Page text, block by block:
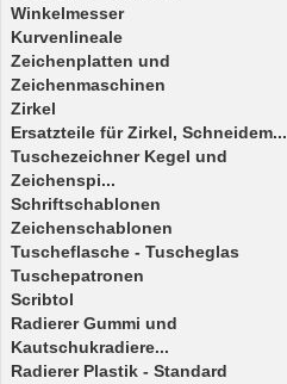
Winkelmesser
Kurvenlineale
Zeichenplatten und
Zeichenmaschinen
Zirkel
Ersatzteile für Zirkel, Schneidem...
Tuschezeichner Kegel und
Zeichenspi...
Schriftschablonen
Zeichenschablonen
Tuscheflasche - Tuscheglas
Tuschepatronen
Scribtol
Radierer Gummi und
Kautschukradiere...
Radierer Plastik - Standard